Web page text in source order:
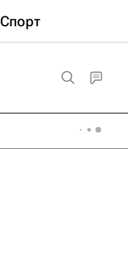
Спорт